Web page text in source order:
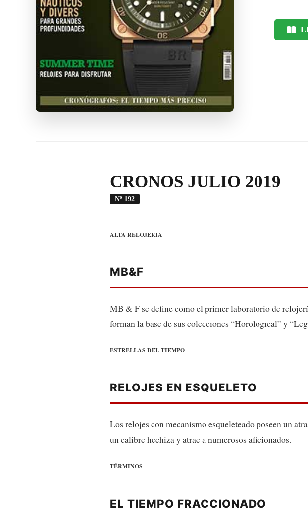
CRONOS JULIO 2019
Nº 192
ALTA RELOJERÍA
MB&F
MB & F se define como el primer laboratorio de
forman la base de sus colecciones “Horological” y
ESTRELLAS DEL TIEMPO
RELOJES EN ESQUELETO
Los relojes con mecanismo esqueleteado poseen un
un calibre hechiza y atrae a numerosos aficionados.
TÉRMINOS
EL TIEMPO FRACCIONADO